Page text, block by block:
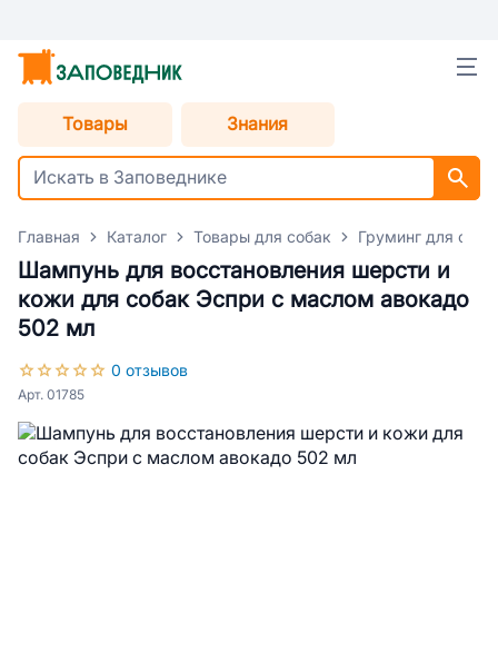
Товары Знания
Главная Каталог Товары для собак Груминг для
Шампунь для восстановления шерсти и
кожи для собак Эспри с маслом авокадо
502 мл
0 отзывов
Арт. 01785